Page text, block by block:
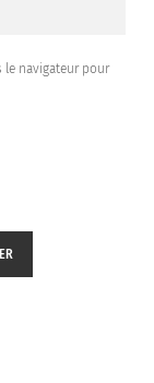
le navigateur pour